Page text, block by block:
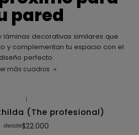
pared
láminas decorativas similares que
y complementan tu espacio con el
diseño perfecto.
más cuadros
|
(The profesional)
desde$22.000